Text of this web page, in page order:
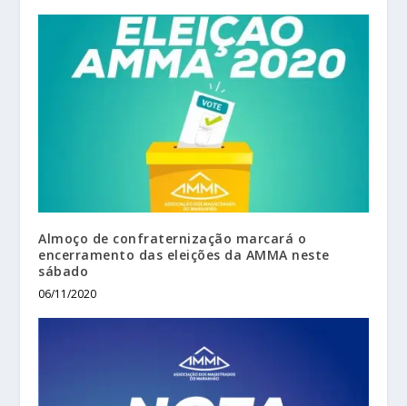
Almoço de confraternização marcará o
encerramento das eleições da AMMA neste
sábado
06/11/2020